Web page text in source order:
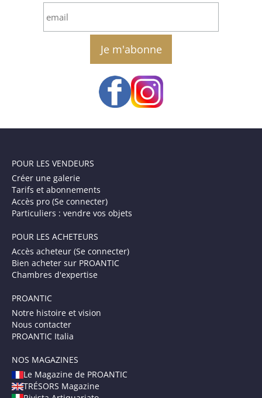
email
POUR LES VENDEURS
Créer une galerie
Tarifs et abonnements
Accès pro (Se connecter)
Particuliers : vendre vos objets
POUR LES ACHETEURS
Accès acheteur (Se connecter)
Bien acheter sur PROANTIC
Chambres d'expertise
PROANTIC
Notre histoire et vision
Nous contacter
PROANTIC Italia
NOS MAGAZINES
Le Magazine de PROANTIC
TRÉSORS Magazine